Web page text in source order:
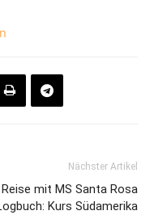
Nächster Artikel
Reise mit MS Santa Rosa
Kurs Südamerika